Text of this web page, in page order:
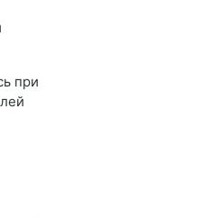
при